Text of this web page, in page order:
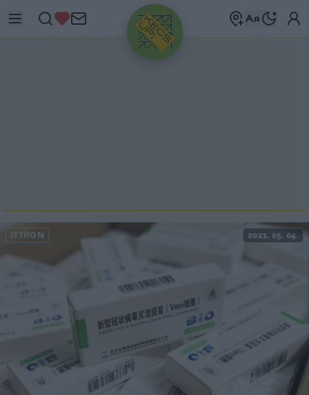
HIRDETÉS
ITTHON 2021. 05. 04.